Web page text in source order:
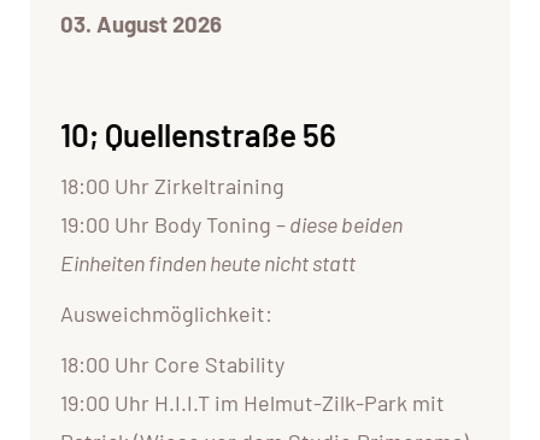
03. August 2026
10; Quellenstraße 56
18:00 Uhr Zirkeltraining
19:00 Uhr Body Toning –diese beiden
Einheiten finden heute nicht statt
Ausweichmöglichkeit:
18:00 Uhr Core Stability
19:00 Uhr H.I.I.T im Helmut-Zilk-Park mit